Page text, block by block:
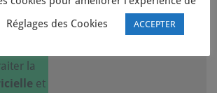
des Cicatrices
la
et
Réglages des Cookies ACCEPTER